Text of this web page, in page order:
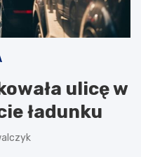
ulicę w
ładunku